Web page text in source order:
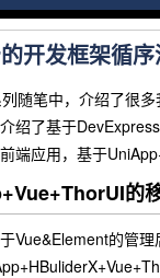
开发框架循
随笔中，介绍了很
绍了基于
端应用，基于
的
Vue&Element的管